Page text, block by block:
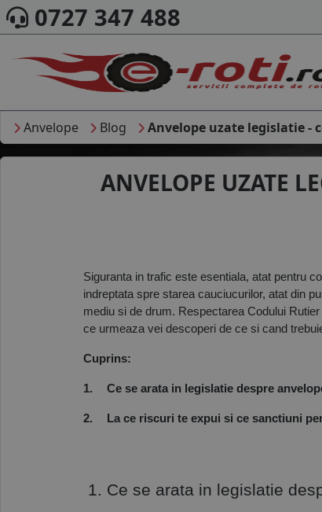
0727 347 488
Anvelope Blog Anvelope uzate legislatie -
ANVELOPE UZATE
Siguranta in trafic este esentiala, atat pentru
indreptata spre starea cauciucurilor, atat din
mediu si de drum. Respectarea Codului
ce urmeaza vei descoperi de ce si cand
Cuprins:
1. Ce se arata in legislatie despre
2. La ce riscuri te expui si ce sanctiuni
1. Ce se arata in legislatie